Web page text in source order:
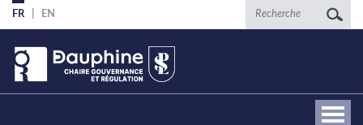
Aller
au
contenu
principal
FR EN Recherche